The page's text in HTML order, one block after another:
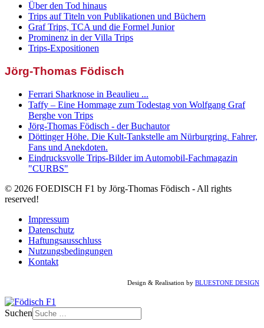
Über den Tod hinaus
Trips auf Titeln von Publikationen und Büchern
Graf Trips, TCA und die Formel Junior
Prominenz in der Villa Trips
Trips-Expositionen
Jörg-Thomas Födisch
Ferrari Sharknose in Beaulieu ...
Taffy – Eine Hommage zum Todestag von Wolfgang Graf
Berghe von Trips
Jörg-Thomas Födisch - der Buchautor
Döttinger Höhe. Die Kult-Tankstelle am Nürburgring. Fahrer,
Fans und Anekdoten.
Eindrucksvolle Trips-Bilder im Automobil-Fachmagazin
"CURBS"
© 2026 FOEDISCH F1 by Jörg-Thomas Födisch - All rights
reserved!
Impressum
Datenschutz
Haftungsausschluss
Nutzungsbedingungen
Kontakt
Design & Realisation by BLUESTONE DESIGN
Suchen